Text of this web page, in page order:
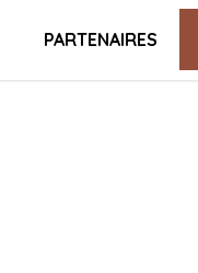
PARTENAIRES